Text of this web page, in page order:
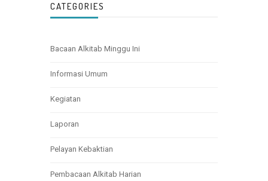
CATEGORIES
Bacaan Alkitab Minggu Ini
Informasi Umum
Kegiatan
Laporan
Pelayan Kebaktian
Pembacaan Alkitab Harian